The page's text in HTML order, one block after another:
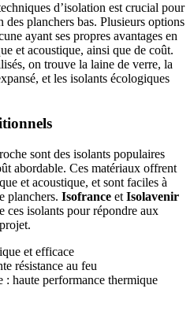
d’isolation est crucial pour
des planchers bas. Plusieurs options
ayant ses propres avantages en
et acoustique, ainsi que de coût.
on trouve la laine de verre, la
et les isolants écologiques
sont des isolants populaires
abordable. Ces matériaux offrent
et acoustique, et sont faciles à
planchers. Isofrance et Isolavenir
ces isolants pour répondre aux
et efficace
résistance au feu
: haute performance thermique